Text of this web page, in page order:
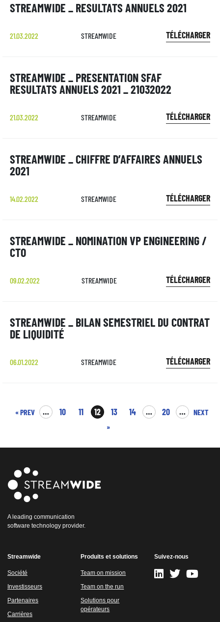
STREAMWIDE _ RESULTATS ANNUELS 2021
21.03.2022 STREAMWIDE TÉLÉCHARGER
STREAMWIDE _ PRESENTATION SFAF
RESULTATS ANNUELS 2021 _ 21032022
21.03.2022 STREAMWIDE TÉLÉCHARGER
STREAMWIDE _ CHIFFRE D’AFFAIRES ANNUELS
2021
14.02.2022 STREAMWIDE TÉLÉCHARGER
STREAMWIDE _ NOMINATION VP ENGINEERING /
CTO
09.02.2022 STREAMWIDE TÉLÉCHARGER
STREAMWIDE _ BILAN SEMESTRIEL DU CONTRAT
DE LIQUIDITÉ
06.01.2022 STREAMWIDE TÉLÉCHARGER
« PREV … 10 11 12 13 14 … 20 …
NEXT
»
A leading communication
software technology provider.
Streamwide
Société
Investisseurs
Partenaires
Carrières
Produits et solutions
Team on mission
Team on the run
Solutions pour
opérateurs
Suivez-nous